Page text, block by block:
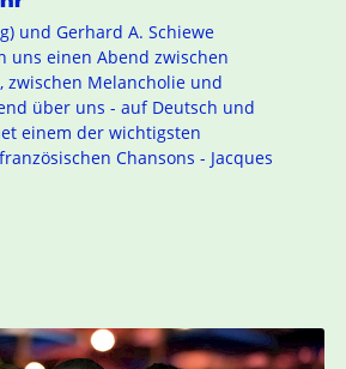
und Gerhard A. Schiewe
uns einen Abend zwischen
zwischen Melancholie und
über uns - auf Deutsch und
einem der wichtigsten
Chansons - Jacques